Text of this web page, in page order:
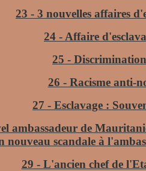
23 - 3 nouvelles affaires
24 - Affaire
25 -
26 - Racisme anti-
27 - Esclavage :
ambassadeur de
nouveau scandale à
29 - L'ancien chef de